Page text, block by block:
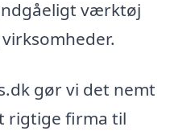
værktøj
gør vi det nemt
rigtige firma til